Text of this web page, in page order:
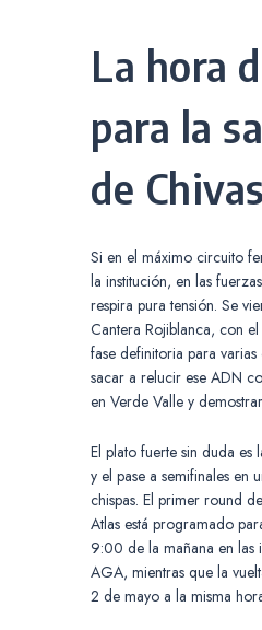
La hora
para la
de Chivas
Si en el máximo circuito
la institución, en las
respira pura tensión. Se
Cantera Rojiblanca, con
fase definitoria para
sacar a relucir ese ADN
en Verde Valle y
El plato fuerte sin duda
y el pase a semifinales en
chispas. El primer round
Atlas está programado
9:00 de la mañana en las
AGA, mientras que la
2 de mayo a la misma